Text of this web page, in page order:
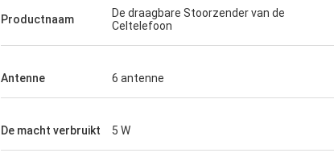
Lans-Canada
Productnaam
De draagbare Stoorzender van de
Celtelefoon
Antenne 6 antenne
De macht verbruikt 5 W